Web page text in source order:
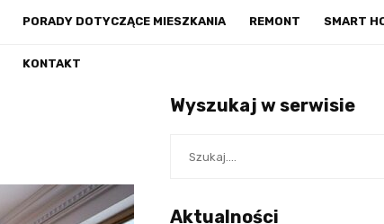
PORADY DOTYCZĄCE MIESZKANIA REMONT SMART
KONTAKT
Wyszukaj w serwisie
Aktualności